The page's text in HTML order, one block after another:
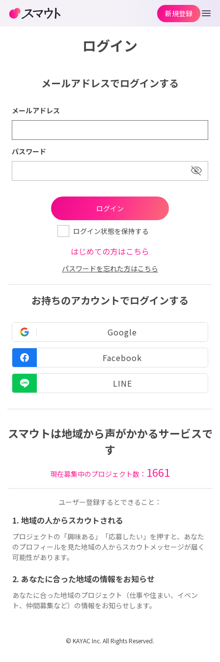
ログイン
メールアドレスでログインする
メールアドレス
パスワード
ログイン状態を保持する
はじめての方はこちら
パスワードを忘れた方はこちら
お持ちのアカウントでログインする
Google
Facebook
LINE
スマウトは地域から声がかかるサービスで
す
現在募集中のプロジェクト数： 1661
ユーザー登録するとできること：
1. 地域の人からスカウトされる
プロジェクトの「興味ある」「応募したい」を押すと、あなた
のプロフィールを見た地域の人からスカウトメッセージが届く
可能性があります。
2. あなたに合った地域の情報をお知らせ
あなたに合った地域のプロジェクト（仕事や住まい、イベン
ト、仲間募集など）の情報をお知らせします。
新規登録
© KAYAC Inc. All Rights Reserved.